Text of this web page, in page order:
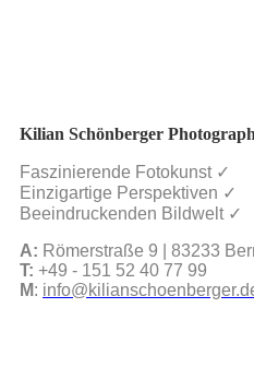
Kilian Schönberger
Faszinierende Fotokunst ✓
Einzigartige Perspektiven ✓
Beeindruckenden Bildwelt ✓
A: Römerstraße 9 | 83233
T: +49 - 151 52 40 77 99
M: